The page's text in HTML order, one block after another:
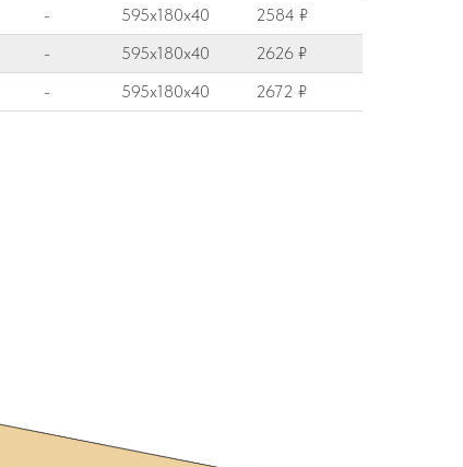
- 595x180x40
2584 ₽
- 595x180x40
2626 ₽
- 595x180x40 2672 ₽